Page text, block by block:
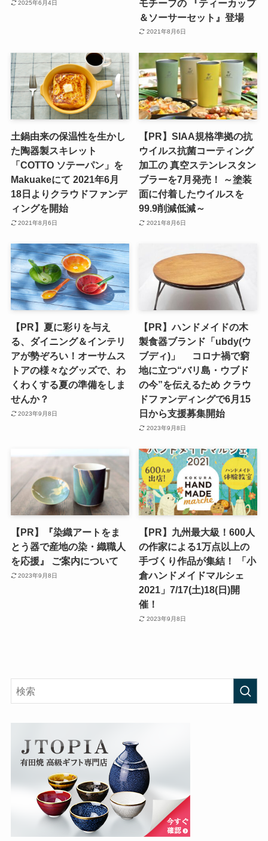
2025年6月4日
モチーフの 『ティーカップ
＆ソーサーセット』登場
2021年8月6日
土鍋由来の保温性を生かし
た陶器製スキレット
「COTTO ソテーパン」を
Makuakeにて 2021年6月
18日よりクラウドファンデ
ィングを開始
2021年8月6日
【PR】SIAA規格準拠の抗
ウイルス抗菌コーティング
加工の 真空ステンレスタン
ブラーを7月発売！ ～塗装
面に付着したウイルスを
99.9削減低減～
2021年8月6日
【PR】夏に彩りを与え
る、ダイニング＆インテリ
アが勢ぞろい！オーサムス
トアの様々なグッズで、わ
くわくする夏の準備をしま
せんか？
2023年9月8日
【PR】ハンドメイドの木
製食器ブランド「ubdy(ウ
ブディ)」 コロナ禍で窮
地に立つ“バリ島・ウブド
の今”を伝えるため クラウ
ドファンディングで6月15
日から支援募集開始
2023年9月8日
【PR】『染織アートをま
とう器で産地の染・織職人
を応援』 ご案内について
2023年9月8日
【PR】九州最大級！600人
の作家による1万点以上の
手づくり作品が集結！ 「小
倉ハンドメイドマルシェ
2021」7/17(土)18(日)開
催！
2023年9月8日